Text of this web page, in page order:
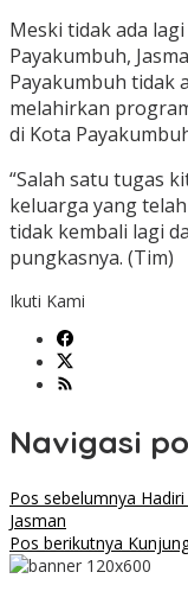
Meski tidak ada
Payakumbuh,
Payakumbuh tidak
melahirkan
di Kota
“Salah satu tugas
keluarga yang
tidak kembali lagi
pungkasnya. (Tim)
Ikuti Kami
Navigasi
Pos sebelumnya
Jasman
Pos berikutnya